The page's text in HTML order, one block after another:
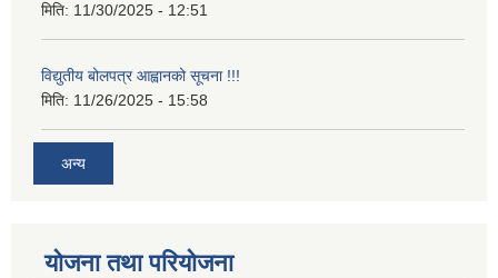
मिति: 11/30/2025 - 12:51
विद्युतीय बोलपत्र आह्वानको सूचना !!!
मिति: 11/26/2025 - 15:58
अन्य
योजना तथा परियोजना